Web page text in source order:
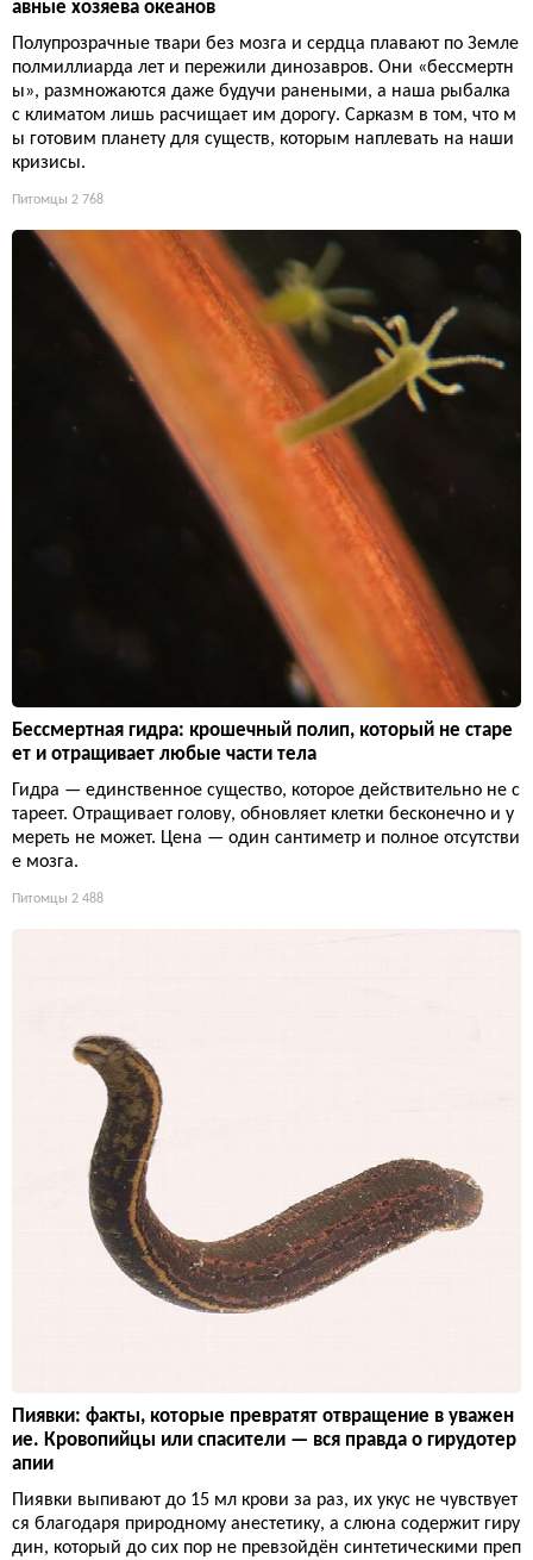
авные хозяева океанов
Полупрозрачные твари без мозга и сердца плавают по Земле
полмиллиарда лет и пережили динозавров. Они «бессмертн
ы», размножаются даже будучи ранеными, а наша рыбалка
с климатом лишь расчищает им дорогу. Сарказм в том, что м
ы готовим планету для существ, которым наплевать на наши
кризисы.
Питомцы 2 768
Бессмертная гидра: крошечный полип, который не старе
ет и отращивает любые части тела
Гидра — единственное существо, которое действительно не с
тареет. Отращивает голову, обновляет клетки бесконечно и у
мереть не может. Цена — один сантиметр и полное отсутстви
е мозга.
Питомцы 2 488
Пиявки: факты, которые превратят отвращение в уважен
ие. Кровопийцы или спасители — вся правда о гирудотер
апии
Пиявки выпивают до 15 мл крови за раз, их укус не чувствует
ся благодаря природному анестетику, а слюна содержит гиру
дин, который до сих пор не превзойдён синтетическими преп